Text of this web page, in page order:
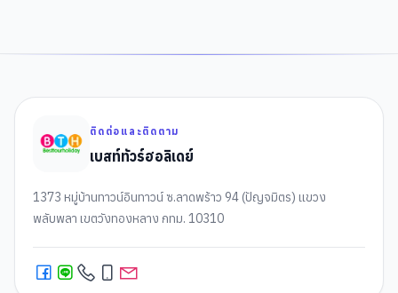
ติดต่อและติดตาม
เบสท์ทัวร์ฮอลิเดย์
1373 หมู่บ้านทาวน์อินทาวน์ ซ.ลาดพร้าว 94 (ปัญจมิตร) แขวง
พลับพลา เขตวังทองหลาง กทม. 10310